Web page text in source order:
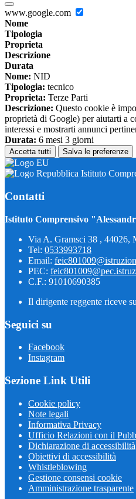
www.google.com
Nome
Tipologia
Proprieta
Descrizione
Durata
Nome: NID
Tipologia: tecnico
Proprieta: Terze Parti
Descrizione: Questo cookie è
proprietà di Google) per aiutarti a
interessi e mostrarti annunci
Durata: 6 mesi 3 giorni
Accetta tutti Salva le preferenze
Istituto
Contatti
Istituto Comprensivo
Via A. Gramsci 38 , 44026,
Tel: 0533993718
Email:
PEC:
C.F.: 91010690385
Il dirigente reggente riceve
Seguici su
Facebook
Instagram
Sezione Link Utili
Cookie policy
Note legali
Informativa Privacy
Ufficio Relazioni con il
Dichiarazione di accessibilità
Obiettivi di accessibilità
Whistleblowing
Gestione consensi cookie
Amministrazione trasparente